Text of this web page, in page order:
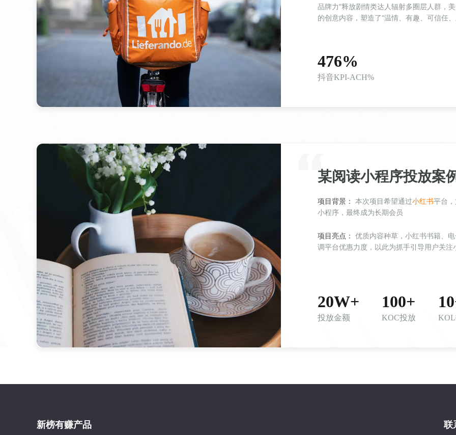
品牌力”释放剧情类达人辐射多圈层人群，
的创意内容，塑造了“温情、有趣、可信任
476%
抖音KPI-ACH%
某阅读小程序投放案
项目背景： 本次项目希望通过小红书平台
小程序，最终成为长期会员
项目亮点：
调平台优惠力度，以此为抓手引导用户关注
20W+
投放金额
100+
KOC投放
新榜有赚产品 联